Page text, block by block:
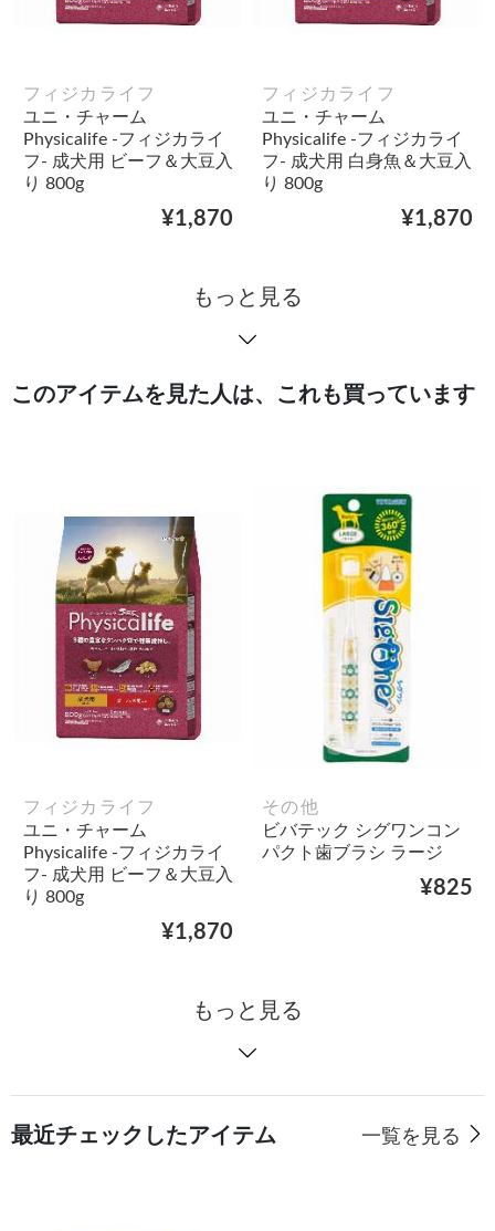
フィジカライフ
ユニ・チャーム
Physicalife -フィジカライ
フ- 成犬用 ビーフ＆大豆入
り 800g
¥1,870
フィジカライフ
ユニ・チャーム
Physicalife -フィジカライ
フ- 成犬用 白身魚＆大豆入
り 800g
¥1,870
もっと見る
このアイテムを見た人は、これも買っています
フィジカライフ
ユニ・チャーム
Physicalife -フィジカライ
フ- 成犬用 ビーフ＆大豆入
り 800g
¥1,870
その他
ビバテック シグワンコン
パクト歯ブラシ ラージ
¥825
もっと見る
最近チェックしたアイテム 一覧を見る